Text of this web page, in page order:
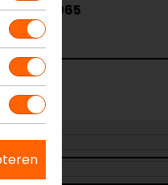
165.8065
N.v.t.